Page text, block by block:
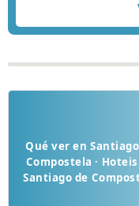
Qué ver en
Compostela ·
Santiago de